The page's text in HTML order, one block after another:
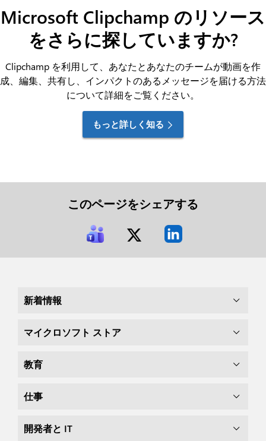
Microsoft Clipchamp のリソース
をさらに探していますか?
Clipchamp を利用して、あなたとあなたのチームが動画を作
成、編集、共有し、インパクトのあるメッセージを届ける方法
について詳細をご覧ください。
もっと詳しく知る
このページをシェアする
新着情報
マイクロソフト ストア
教育
仕事
開発者と IT